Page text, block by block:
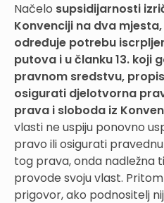
Načelo supsidijarnosti
Konvenciji na dva
određuje potrebu
putova i u članku 13. koji
pravnom sredstvu,
osigurati djelotvorna
prava i sloboda iz
vlasti ne uspiju ponovno
pravo ili osigurati
tog prava, onda nadležna
provode svoju vlast.
prigovor, ako podnositelj